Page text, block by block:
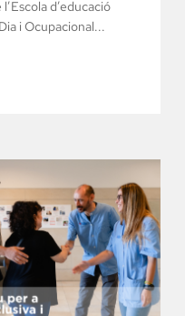
d’educació
i Ocupacional...